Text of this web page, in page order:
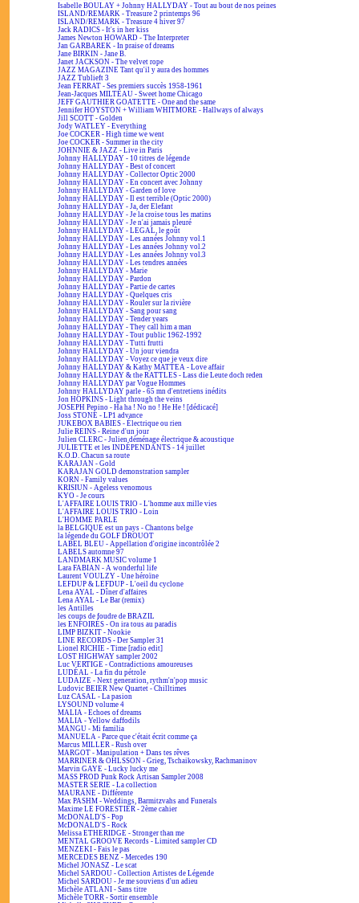
Isabelle BOULAY + Johnny HALLYDAY - Tout au bout de nos peines
ISLAND/REMARK - Treasure 2 printemps 96
ISLAND/REMARK - Treasure 4 hiver 97
Jack RADICS - It's in her kiss
James Newton HOWARD - The Interpreter
Jan GARBAREK - In praise of dreams
Jane BIRKIN - Jane B.
Janet JACKSON - The velvet rope
JAZZ MAGAZINE Tant qu'il y aura des hommes
JAZZ Tublieft 3
Jean FERRAT - Ses premiers succès 1958-1961
Jean-Jacques MILTEAU - Sweet home Chicago
JEFF GAUTHIER GOATETTE - One and the same
Jennifer HOYSTON + William WHITMORE - Hallways of always
Jill SCOTT - Golden
Jody WATLEY - Everything
Joe COCKER - High time we went
Joe COCKER - Summer in the city
JOHNNIE & JAZZ - Live in Paris
Johnny HALLYDAY - 10 titres de légende
Johnny HALLYDAY - Best of concert
Johnny HALLYDAY - Collector Optic 2000
Johnny HALLYDAY - En concert avec Johnny
Johnny HALLYDAY - Garden of love
Johnny HALLYDAY - Il est terrible (Optic 2000)
Johnny HALLYDAY - Ja, der Elefant
Johnny HALLYDAY - Je la croise tous les matins
Johnny HALLYDAY - Je n'ai jamais pleuré
Johnny HALLYDAY - LEGAL, le goût
Johnny HALLYDAY - Les années Johnny vol.1
Johnny HALLYDAY - Les années Johnny vol.2
Johnny HALLYDAY - Les années Johnny vol.3
Johnny HALLYDAY - Les tendres années
Johnny HALLYDAY - Marie
Johnny HALLYDAY - Pardon
Johnny HALLYDAY - Partie de cartes
Johnny HALLYDAY - Quelques cris
Johnny HALLYDAY - Rouler sur la rivière
Johnny HALLYDAY - Sang pour sang
Johnny HALLYDAY - Tender years
Johnny HALLYDAY - They call him a man
Johnny HALLYDAY - Tout public 1962-1992
Johnny HALLYDAY - Tutti frutti
Johnny HALLYDAY - Un jour viendra
Johnny HALLYDAY - Voyez ce que je veux dire
Johnny HALLYDAY & Kathy MATTEA - Love affair
Johnny HALLYDAY & the RATTLES - Lass die Leute doch reden
Johnny HALLYDAY par Vogue Hommes
Johnny HALLYDAY parle - 65 mn d'entretiens inédits
Jon HOPKINS - Light through the veins
JOSEPH Pepino - Ha ha ! No no ! He He ! [dédicacé]
Joss STONE - LP1 advance
JUKEBOX BABIES - Électrique ou rien
Julie REINS - Reine d'un jour
Julien CLERC - Julien déménage électrique & acoustique
JULIETTE et les INDÉPENDANTS - 14 juillet
K.O.D. Chacun sa route
KARAJAN - Gold
KARAJAN GOLD demonstration sampler
KORN - Family values
KRISIUN - Ageless venomous
KYO - Je cours
L'AFFAIRE LOUIS TRIO - L'homme aux mille vies
L'AFFAIRE LOUIS TRIO - Loin
L'HOMME PARLE
la BELGIQUE est un pays - Chantons belge
la légende du GOLF DROUOT
LABEL BLEU - Appellation d'origine incontrôlée 2
LABELS automne 97
LANDMARK MUSIC volume 1
Lara FABIAN - A wonderful life
Laurent VOULZY - Une héroïne
LEFDUP & LEFDUP - L'oeil du cyclone
Lena AYAL - Dîner d'affaires
Lena AYAL - Le Bar (remix)
les Antilles
les coups de foudre de BRAZIL
les ENFOIRÉS - On ira tous au paradis
LIMP BIZKIT - Nookie
LINE RECORDS - Der Sampler 31
Lionel RICHIE - Time [radio edit]
LOST HIGHWAY sampler 2002
Luc VERTIGE - Contradictions amoureuses
LUDÉAL - La fin du pétrole
LUDAIZE - Next generation, rythm'n'pop music
Ludovic BEIER New Quartet - Chilltimes
Luz CASAL - La pasion
LYSOUND volume 4
MALIA - Echoes of dreams
MALIA - Yellow daffodils
MANGU - Mi familia
MANUELA - Parce que c'était écrit comme ça
Marcus MILLER - Rush over
MARGOT - Manipulation + Dans tes rêves
MARRINER & OHLSSON - Grieg, Tschaikowsky, Rachmaninov
Marvin GAYE - Lucky lucky me
MASS PROD Punk Rock Artisan Sampler 2008
MASTER SERIE - La collection
MAURANE - Différente
Max PASHM - Weddings, Barmitzvahs and Funerals
Maxime LE FORESTIER - 2ème cahier
McDONALD'S - Pop
McDONALD'S - Rock
Melissa ETHERIDGE - Stronger than me
MENTAL GROOVE Records - Limited sampler CD
MENZEKI - Fais le pas
MERCEDES BENZ - Mercedes 190
Michel JONASZ - Le scat
Michel SARDOU - Collection Artistes de Légende
Michel SARDOU - Je me souviens d'un adieu
Michèle ATLANI - Sans titre
Michèle TORR - Sortir ensemble